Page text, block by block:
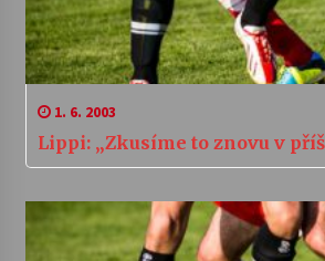
1. 6. 2003
Lippi: „Zkusíme to znovu v